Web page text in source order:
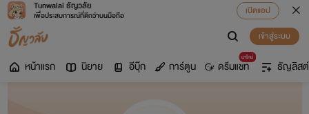
Tunwalai ธัญวลัย
เพื่อประสบการณ์ที่ดีกว่าบนมือถือ
เปิดแอป
เข้าสู่ระบบ
หน้าแรก นิยาย อีบุ๊ก การ์ตูน
มาใหม่
ดรีมแชท ธัญลิสต์